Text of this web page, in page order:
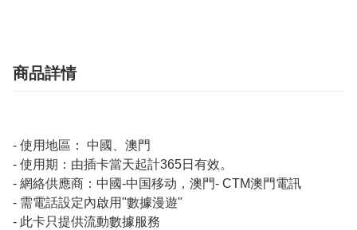
商品詳情
- 使用地區： 中國、澳門
- 使用期：由插卡當天起計365日有效。
- 網絡供應商：中國-中国移动，澳門- CTM澳門電訊
- 需電話設定內啟用"數據漫遊"
- 此卡只提供流動數據服務